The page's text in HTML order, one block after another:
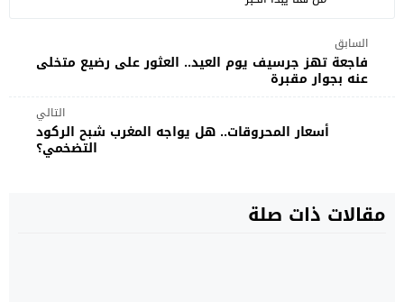
السابق
فاجعة تهز جرسيف يوم العيد.. العثور على رضيع متخلى
عنه بجوار مقبرة
التالي
أسعار المحروقات.. هل يواجه المغرب شبح الركود
التضخمي؟
مقالات ذات صلة